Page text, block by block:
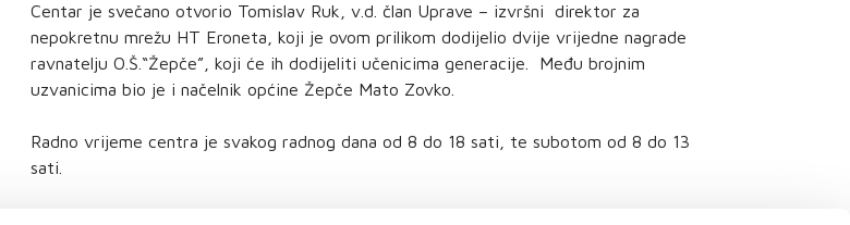
Centar je svečano otvorio Tomislav Ruk, v.d. član Uprave – izvršni direktor za
nepokretnu mrežu HT Eroneta, koji je ovom prilikom dodijelio dvije vrijedne nagrade
ravnatelju O.Š.“Žepče”, koji će ih dodijeliti učenicima generacije. Među brojnim
uzvanicima bio je i načelnik općine Žepče Mato Zovko.
Radno vrijeme centra je svakog radnog dana od 8 do 18 sati, te subotom od 8 do 13
sati.